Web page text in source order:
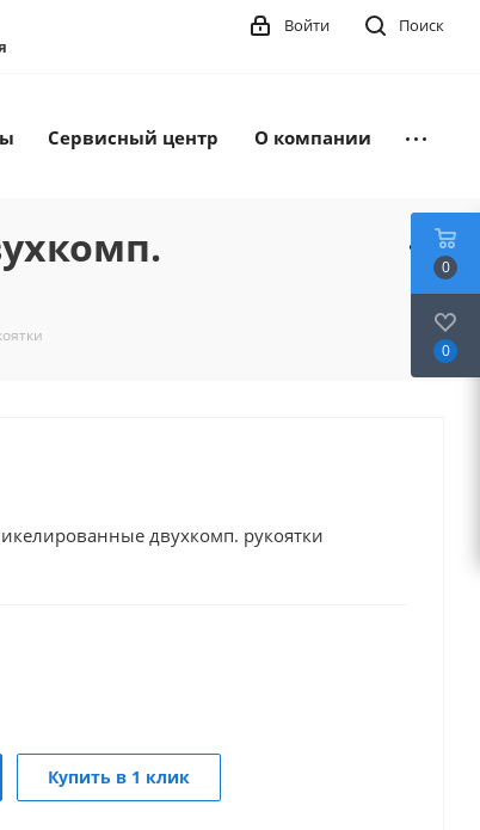
Поиск
Войти
Сервисный центр О компании
двухкомп. рукоятки
Купить в 1 клик
0
0